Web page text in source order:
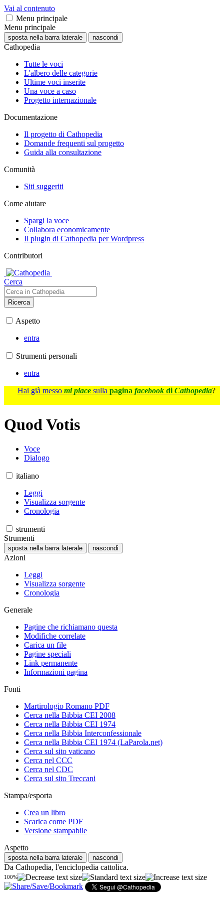
Vai al contenuto
Menu principale
Menu principale
sposta nella barra laterale nascondi
Cathopedia
Tutte le voci
L'albero delle categorie
Ultime voci inserite
Una voce a caso
Progetto internazionale
Documentazione
Il progetto di Cathopedia
Domande frequenti sul progetto
Guida alla consultazione
Comunità
Siti suggeriti
Come aiutare
Spargi la voce
Collabora economicamente
Il plugin di Cathopedia per Wordpress
Contributori
Cerca
Ricerca
Aspetto
entra
Strumenti personali
entra
Hai già messo mi piace sulla pagina facebook di Cathopedia?
Quod Votis
Voce
Dialogo
italiano
Leggi
Visualizza sorgente
Cronologia
strumenti
Strumenti
sposta nella barra laterale nascondi
Azioni
Leggi
Visualizza sorgente
Cronologia
Generale
Pagine che richiamano questa
Modifiche correlate
Carica un file
Pagine speciali
Link permanente
Informazioni pagina
Fonti
Martirologio Romano PDF
Cerca nella Bibbia CEI 2008
Cerca nella Bibbia CEI 1974
Cerca nella Bibbia Interconfessionale
Cerca nella Bibbia CEI 1974 (LaParola.net)
Cerca sul sito vaticano
Cerca nel CCC
Cerca nel CDC
Cerca sul sito Treccani
Stampa/esporta
Crea un libro
Scarica come PDF
Versione stampabile
Aspetto
sposta nella barra laterale nascondi
Da Cathopedia, l'enciclopedia cattolica.
100%